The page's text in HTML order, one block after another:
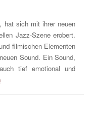
hat sich mit ihrer neuen
Jazz-Szene erobert.
filmischen Elementen
Sound. Ein Sound,
tief emotional und